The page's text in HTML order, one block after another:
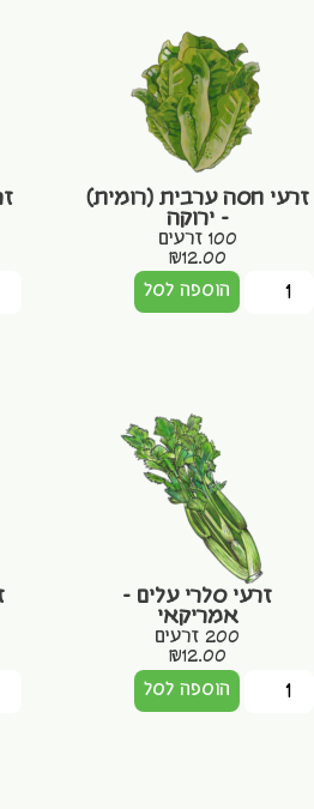
זרעי חסה ערבית (רומית)
– ירוקה
100 זרעים
₪12.00
הוספה לסל
זרעי סלרי עלים –
אמריקאי
200 זרעים
₪12.00
הוספה לסל